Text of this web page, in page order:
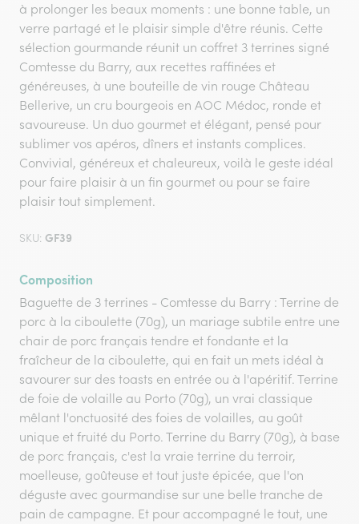
à prolonger les beaux moments : une bonne table, un
verre partagé et le plaisir simple d'être réunis. Cette
sélection gourmande réunit un coffret 3 terrines signé
Comtesse du Barry, aux recettes raffinées et
généreuses, à une bouteille de vin rouge Château
Bellerive, un cru bourgeois en AOC Médoc, ronde et
savoureuse. Un duo gourmet et élégant, pensé pour
sublimer vos apéros, dîners et instants complices.
Convivial, généreux et chaleureux, voilà le geste idéal
pour faire plaisir à un fin gourmet ou pour se faire
plaisir tout simplement.
SKU: GF39
Composition
Baguette de 3 terrines - Comtesse du Barry : Terrine de
porc à la ciboulette (70g), un mariage subtile entre une
chair de porc français tendre et fondante et la
fraîcheur de la ciboulette, qui en fait un mets idéal à
savourer sur des toasts en entrée ou à l'apéritif. Terrine
de foie de volaille au Porto (70g), un vrai classique
mêlant l'onctuosité des foies de volailles, au goût
unique et fruité du Porto. Terrine du Barry (70g), à base
de porc français, c'est la vraie terrine du terroir,
moelleuse, goûteuse et tout juste épicée, que l'on
déguste avec gourmandise sur une belle tranche de
pain de campagne. Et pour accompagné le tout, une